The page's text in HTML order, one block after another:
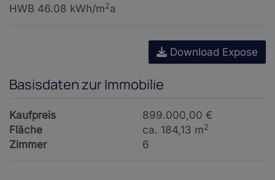
HWB 46.08 kWh/m2a
Download Expose
Basisdaten zur Immobilie
Kaufpreis
899.000,00 €
Fläche
ca. 184,13 m2
Zimmer 6